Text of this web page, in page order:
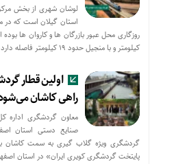
لوشان شهری از بخش
استان گیلان است که در
کیلومتر و با منجیل حدود ۱۹ کیلومتر فاصله دارد.
اولین قطار
راهی کاشان
معاون گردشگری اداره
صنایع دستی استان
گردشگری ویژه گلاب گیری به سمت کاشان
پایتخت گردشگری کویری ایران» در استان